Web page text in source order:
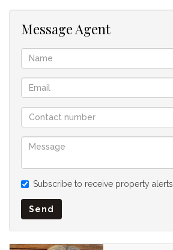
Message Agent
Subscribe to receive property alerts
Send